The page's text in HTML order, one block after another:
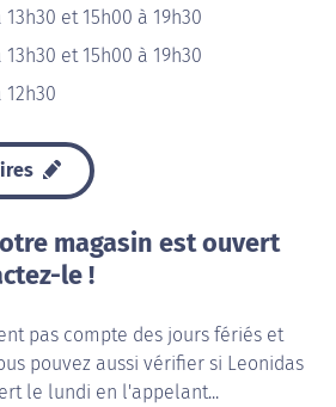
13h30 et 15h00 à 19h30
13h30 et 15h00 à 19h30
12h30
magasin est ouvert
le !
pas compte des jours fériés et
pouvez aussi vérifier si Leonidas
le lundi en l'appelant...